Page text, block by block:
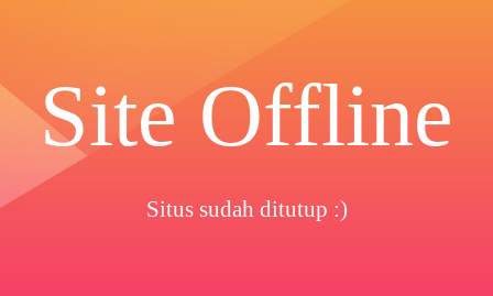
Site Offline
Situs sudah ditutup :)